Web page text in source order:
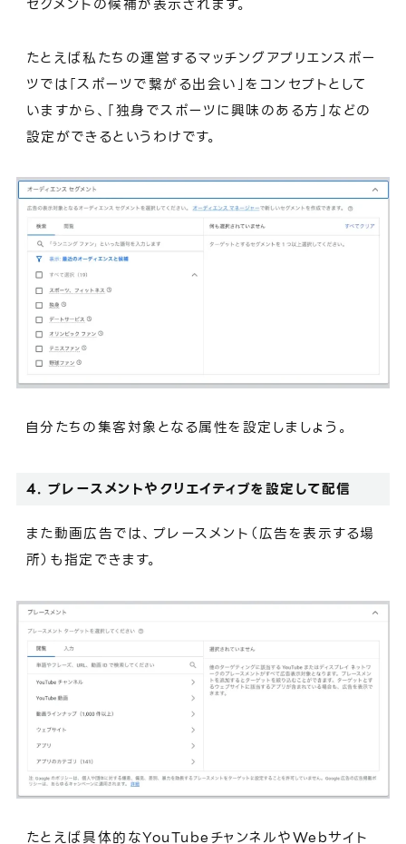
セグメントの候補が表示されます。
たとえば私たちの運営するマッチングアプリエンスポー
ツでは「スポーツで繋がる出会い」をコンセプトとして
いますから、「独身でスポーツに興味のある方」などの
設定ができるというわけです。
自分たちの集客対象となる属性を設定しましょう。
4. プレースメントやクリエイティブを設定して配信
また動画広告では、プレースメント（広告を表示する場
所）も指定できます。
たとえば具体的なYouTubeチャンネルやWebサイト